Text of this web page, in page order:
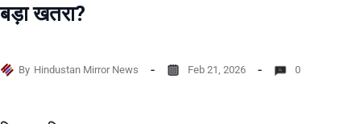
बड़ा खतरा?
By Hindustan Mirror News Feb 21, 2026 0